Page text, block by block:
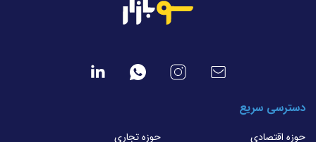
دسترسی سریع
حوزه اقتصادی
حوزه تجاری